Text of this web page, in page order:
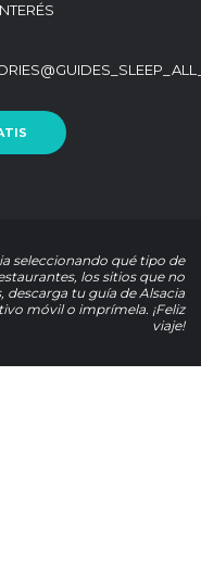
seleccionando qué tipo de
los sitios que no
descarga tu guía de Alsacia
móvil o imprímela. ¡Feliz
viaje!